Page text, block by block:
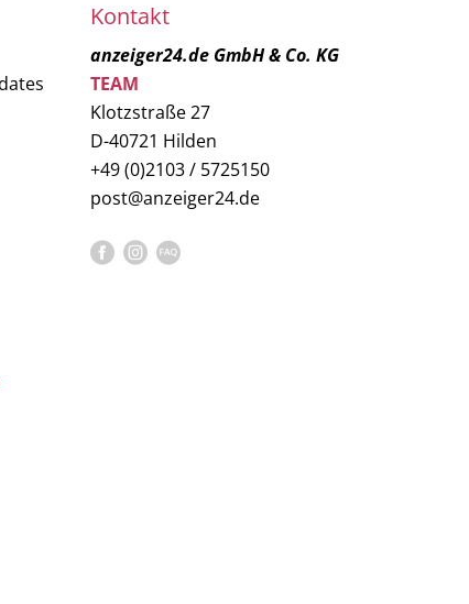
Kontakt
anzeiger24.de GmbH & Co. KG
TEAM
Klotzstraße 27
D-40721 Hilden
+49 (0)2103 / 5725150
post@anzeiger24.de